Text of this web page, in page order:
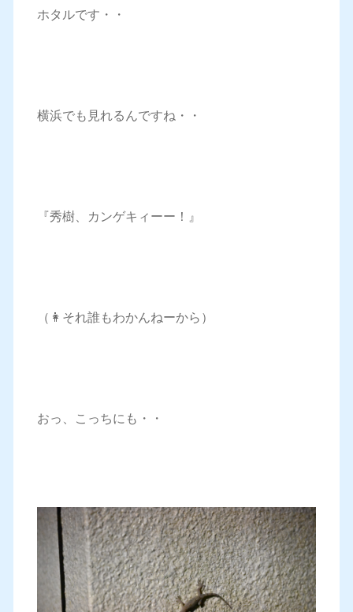
ホタルです・・
横浜でも見れるんですね・・
『秀樹、カンゲキィーー！』
（👩それ誰もわかんねーから）
おっ、こっちにも・・